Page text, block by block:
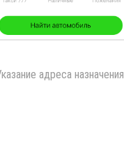
адреса назначения